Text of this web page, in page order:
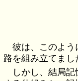
彼は、このよう
路を組み立てまし
しかし、結局